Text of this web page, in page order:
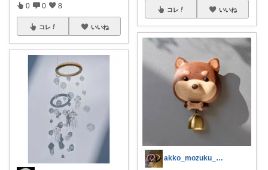
0 0 8
コレ いいね
コレ いいね
akko_mozuku_mugisuke